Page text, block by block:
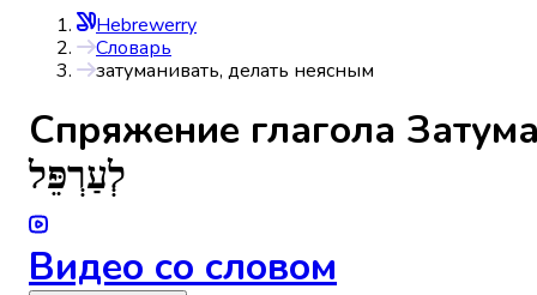
Hebrewerry
Словарь
затуманивать, делать неясным
Спряжениe глагола
לְעַרְפֵּל
Видео со словом